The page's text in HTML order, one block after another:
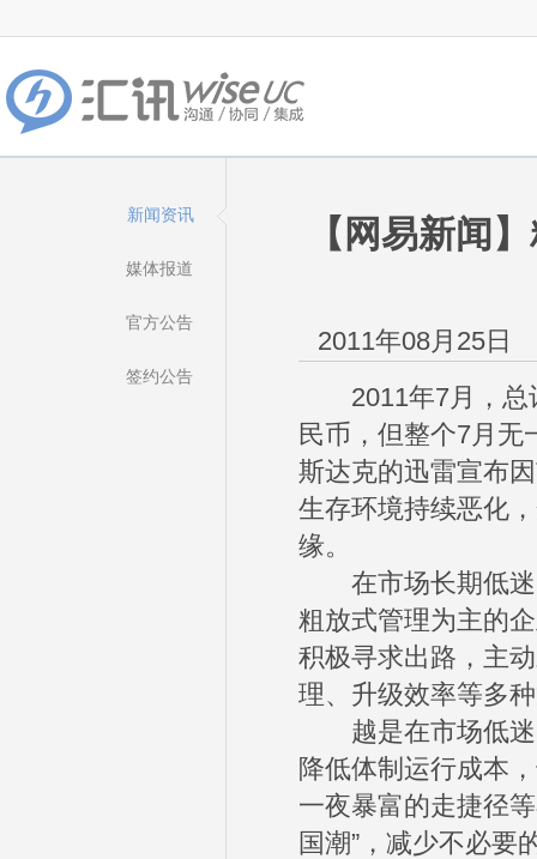
新闻资讯
媒体报道
官方公告
签约公告
【网易新闻
2011年08月25日
2011年7月，总计
民币，但整个7月无
斯达克的迅雷宣布
生存环境持续恶化
缘。
在市场长期低迷
粗放式管理为主的
积极寻求出路，主
理、升级效率等多
越是在市场低迷
降低体制运行成本
一夜暴富的走捷径
国潮”，减少不必要